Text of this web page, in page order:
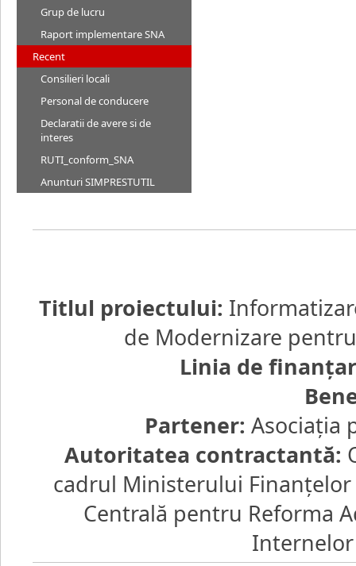
Grup de lucru
Raport implementare SNA
Recent
Consilieri locali
Personal de conducere
Declaratii de avere si de
interes
RUTI_conform_SNA
Anunturi SIMPRESTUTIL
Titlul proiectului:
de Modernizare
Linia de
Partener: Asociaţia
Autoritatea contractantă:
cadrul Ministerului
Centrală pentru Reforma